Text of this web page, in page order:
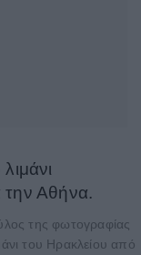
την Αθήνα.
της φωτογραφίας
του Ηρακλείου από